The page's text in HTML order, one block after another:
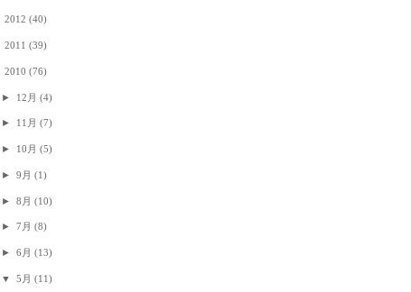
2012 (40)
2011 (39)
2010 (76)
► 12月(4)
► 11月(7)
► 10月(5)
►9月(1)
►8月(10)
►7月(8)
►6月(13)
▼5月(11)